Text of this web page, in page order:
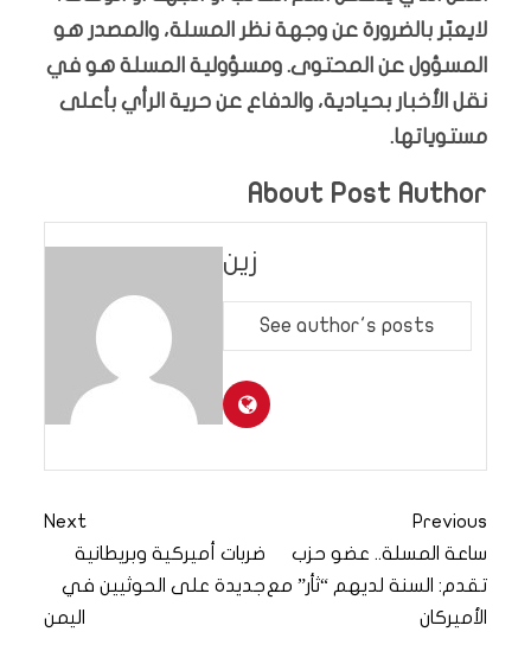
لايعبّر بالضرورة عن وجهة نظر المسلة، والمصدر هو
المسؤول عن المحتوى. ومسؤولية المسلة هو في
نقل الأخبار بحيادية، والدفاع عن حرية الرأي بأعلى
مستوياتها.
About Post Author
زين
See author's posts
Previous
ساعة المسلة.. عضو حزب
تقدم: السنة لديهم “ثأر” مع
الأميركان
Next
ضربات أميركية وبريطانية
جديدة على الحوثيين في
اليمن